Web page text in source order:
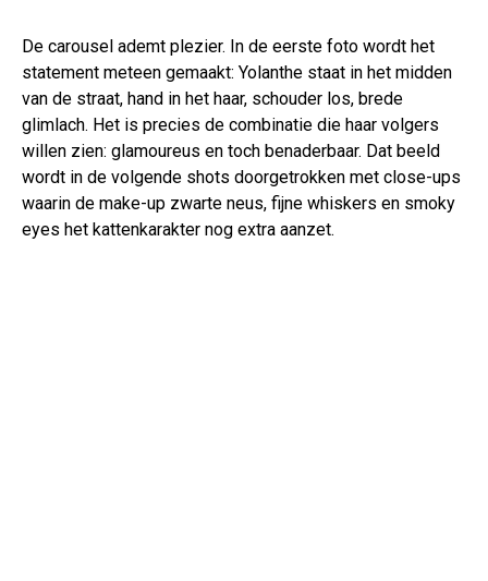
De carousel ademt plezier. In de eerste foto wordt het
statement meteen gemaakt: Yolanthe staat in het midden
van de straat, hand in het haar, schouder los, brede
glimlach. Het is precies de combinatie die haar volgers
willen zien: glamoureus en toch benaderbaar. Dat beeld
wordt in de volgende shots doorgetrokken met close-ups
waarin de make-up zwarte neus, fijne whiskers en smoky
eyes het kattenkarakter nog extra aanzet.